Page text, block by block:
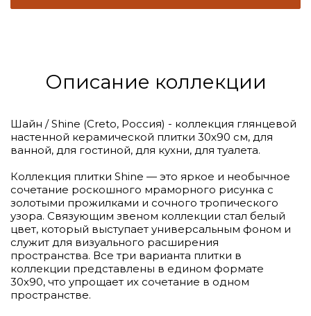
Описание коллекции
Шайн / Shine (Creto, Россия) - коллекция глянцевой
настенной керамической плитки 30х90 см, для
ванной, для гостиной, для кухни, для туалета.
Коллекция плитки Shine — это яркое и необычное
сочетание роскошного мраморного рисунка с
золотыми прожилками и сочного тропического
узора. Связующим звеном коллекции стал белый
цвет, который выступает универсальным фоном и
служит для визуального расширения
пространства. Все три варианта плитки в
коллекции представлены в едином формате
30х90, что упрощает их сочетание в одном
пространстве.